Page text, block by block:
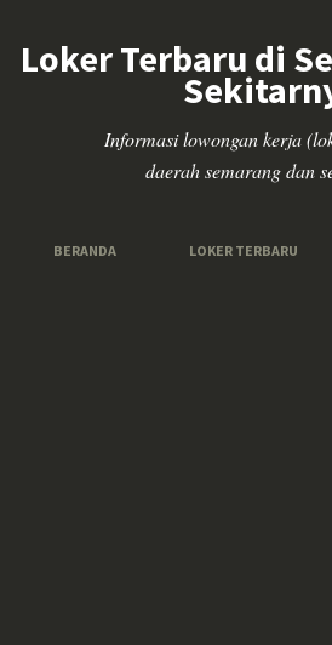
Loker Terbaru di
Informasi lowongan kerja
daerah semarang dan
BERANDA LOKER TERBARU